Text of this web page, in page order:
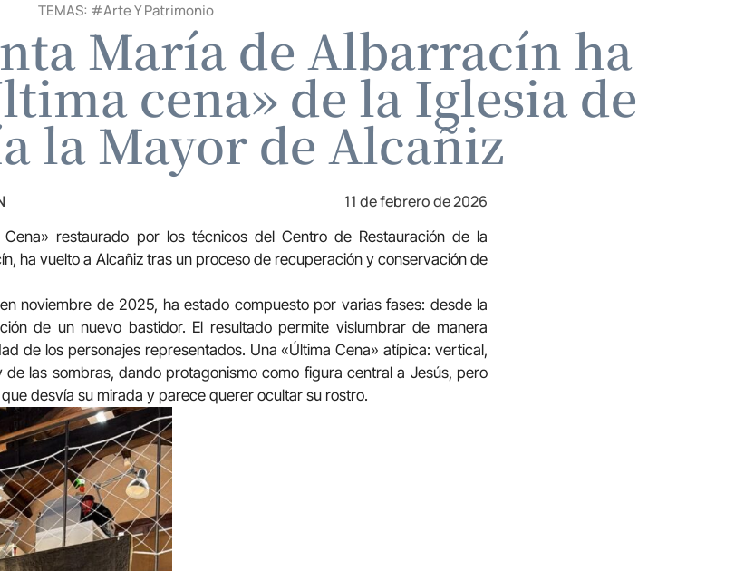
TEMAS: #Arte Y Patrimonio
María de Albarracín ha
cena» de la Iglesia de
la Mayor de Alcañiz
11 de febrero de 2026
restaurado por los técnicos del Centro de Restauración de la
ha vuelto a Alcañiz tras un proceso de recuperación y conservación de
noviembre de 2025, ha estado compuesto por varias fases: desde la
de un nuevo bastidor. El resultado permite vislumbrar de manera
de los personajes representados. Una «Última Cena» atípica: vertical,
las sombras, dando protagonismo como figura central a Jesús, pero
desvía su mirada y parece querer ocultar su rostro.